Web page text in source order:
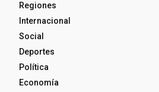
Regiones
Internacional
Social
Deportes
Política
Economía